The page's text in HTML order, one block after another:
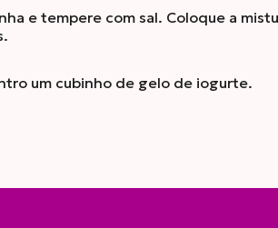
e tempere com sal. Coloque a
um cubinho de gelo de iogurte.